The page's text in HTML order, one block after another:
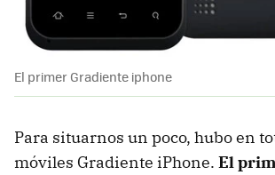
El primer Gradiente iphone
Para situarnos un poco, hubo en
móviles Gradiente iPhone. El